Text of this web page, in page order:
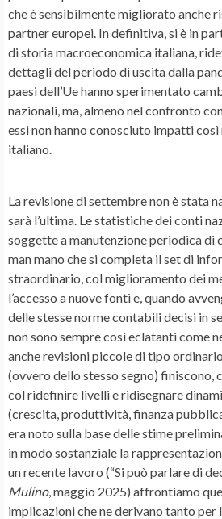
che è sensibilmente migliorato anche
partner europei. In definitiva, si è in
di storia macroeconomica italiana,
dettagli del periodo di uscita dalla
paesi dell’Ue hanno sperimentato
nazionali, ma, almeno nel confronto
essi non hanno conosciuto impatti
italiano.
La revisione di settembre non è stata
sarà l’ultima. Le statistiche dei conti
soggette a manutenzione periodica di
man mano che si completa il set di
straordinario, col miglioramento dei
l’accesso a nuove fonti e, quando
delle stesse norme contabili decisi in
non sono sempre così eclatanti come
anche revisioni piccole di tipo
(ovvero dello stesso segno) finiscono,
col ridefinire livelli e ridisegnare
(crescita, produttività, finanza
era noto sulla base delle stime
in modo sostanziale la
un recente lavoro (“Si può parlare di
Mulino, maggio 2025) affrontiamo
implicazioni che ne derivano tanto per